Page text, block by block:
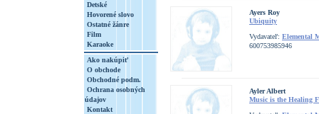
Detské
Hovorené slovo
Ostatné žánre
Film
Karaoke
Ako nakúpiť
O obchode
Obchodné podm.
Ochrana osobných
údajov
Kontakt
Ayers Roy
Ubiquity
Vydavateľ: Elemental
600753985946
Ayler Albert
Music is the Healing